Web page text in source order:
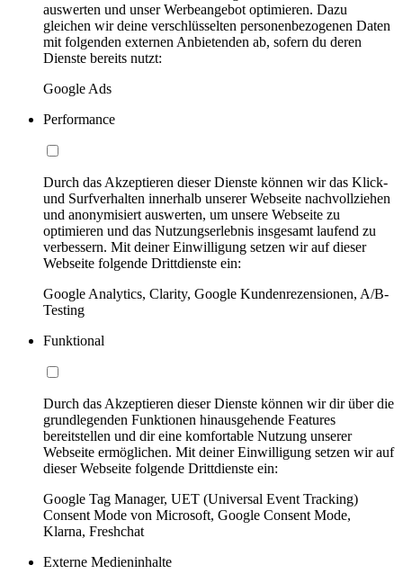
auswerten und unser Werbeangebot optimieren. Dazu
gleichen wir deine verschlüsselten personenbezogenen Daten
mit folgenden externen Anbietenden ab, sofern du deren
Dienste bereits nutzt:
Google Ads
Performance
Durch das Akzeptieren dieser Dienste können wir das Klick-
und Surfverhalten innerhalb unserer Webseite nachvollziehen
und anonymisiert auswerten, um unsere Webseite zu
optimieren und das Nutzungserlebnis insgesamt laufend zu
verbessern. Mit deiner Einwilligung setzen wir auf dieser
Webseite folgende Drittdienste ein:
Google Analytics, Clarity, Google Kundenrezensionen, A/B-
Testing
Funktional
Durch das Akzeptieren dieser Dienste können wir dir über die
grundlegenden Funktionen hinausgehende Features
bereitstellen und dir eine komfortable Nutzung unserer
Webseite ermöglichen. Mit deiner Einwilligung setzen wir auf
dieser Webseite folgende Drittdienste ein:
Google Tag Manager, UET (Universal Event Tracking)
Consent Mode von Microsoft, Google Consent Mode,
Klarna, Freshchat
Externe Medieninhalte